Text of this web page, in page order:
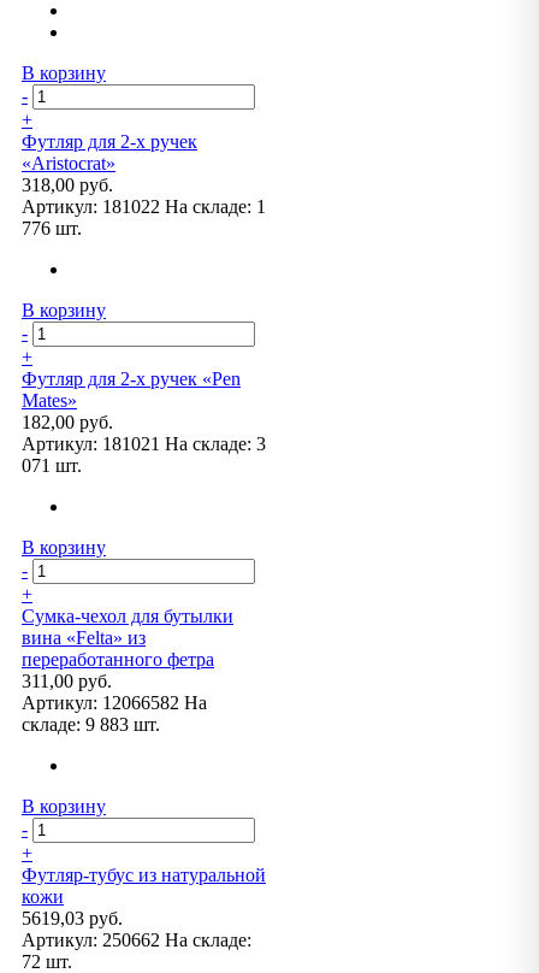
В корзину
-
+
Футляр для 2-х ручек
«Aristocrat»
318,00 руб.
Артикул: 181022 На складе: 1
776 шт.
В корзину
-
+
Футляр для 2-х ручек «Pen
Mates»
182,00 руб.
Артикул: 181021 На складе: 3
071 шт.
В корзину
-
+
Сумка-чехол для бутылки
вина «Felta» из
переработанного фетра
311,00 руб.
Артикул: 12066582 На
складе: 9 883 шт.
В корзину
-
+
Футляр-тубус из натуральной
кожи
5619,03 руб.
Артикул: 250662 На складе:
72 шт.